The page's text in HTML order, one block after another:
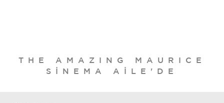
THE AMAZING MAURICE
SINEMA AILE'DE